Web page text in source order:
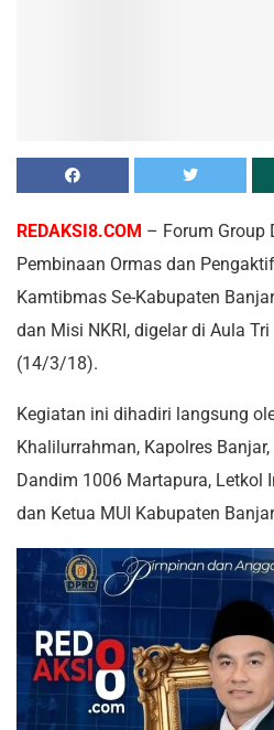
REDAKSI8.COM – Forum Group
Pembinaan Ormas dan
Kamtibmas Se-Kabupaten
dan Misi NKRI, digelar di Aula
(14/3/18).
Kegiatan ini dihadiri langsung
Khalilurrahman, Kapolres
Dandim 1006 Martapura, Letkol
dan Ketua MUI Kabupaten